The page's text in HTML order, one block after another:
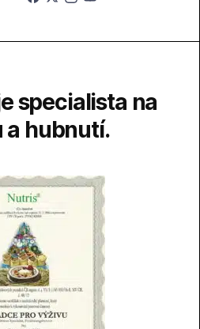
specialista na
a hubnutí.